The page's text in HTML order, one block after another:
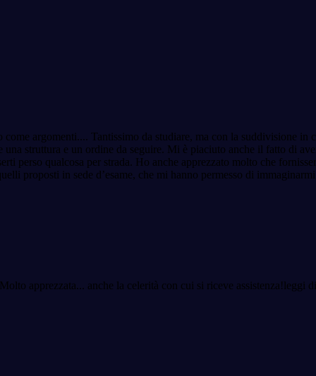
come argomenti.... Tantissimo da studiare, ma con la suddivisione
struttura e un ordine da seguire. Mi è piaciuto anche il fatto di
perso qualcosa per strada. Ho anche apprezzato molto che
proposti in sede d’esame, che mi hanno permesso di
apprezzata... anche la celerità con cui si riceve assistenza!leggi